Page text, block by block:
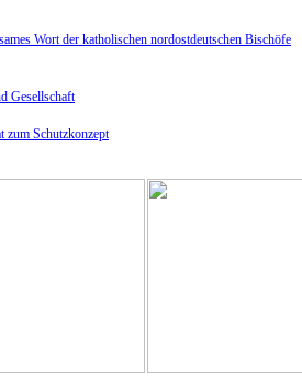
Wort der katholischen nordostdeutschen Bischöfe
Gesellschaft
zum Schutzkonzept